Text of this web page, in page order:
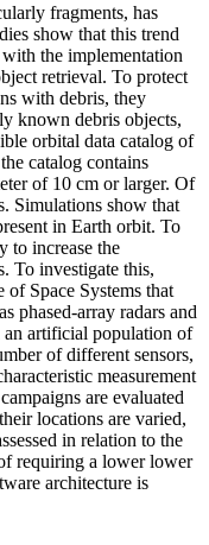
fragments, has
show that this trend
the implementation
retrieval. To protect
with debris, they
known debris objects,
orbital data catalog of
catalog contains
of 10 cm or larger. Of
Simulations show that
in Earth orbit. To
to increase the
To investigate this,
Space Systems that
phased-array radars and
an artificial population of
of different sensors,
measurement
are evaluated
locations are varied,
in relation to the
requiring a lower lower
architecture is